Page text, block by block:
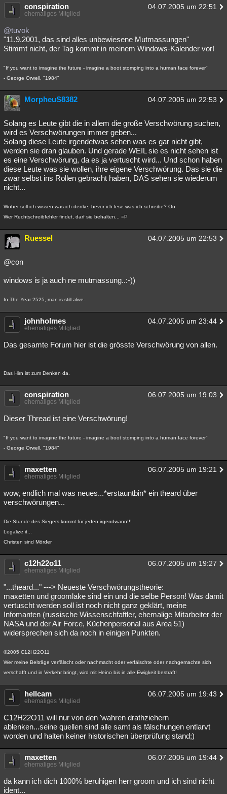
conspiration 04.07.2005 um 22:51
ehemaliges Mitglied
@tuvok
"11.9.2001, das sind alles unbewiesene Mutmassungen"
Stimmt nicht, der Tag kommt in meinem Windows-Kalender vor!
"If you want to imagine the future - imagine a boot stomping into a human face forever"
- George Orwell, "1984"
MorpheuS8382 04.07.2005 um 22:53
Solang es Leute gibt die in allem die große Verschwörung suchen,
wird es Verschwörungen immer geben...
Solang diese Leute irgendetwas sehen was es gar nicht gibt,
werden sie dran glauben. Und gerade WEIL sie es nicht sehen ist
es eine Verschwörung, da es ja vertuscht wird... Und schon haben
diese Leute was sie wollen, ihre eigene Verschwörung. Das sie die
zwar selbst ins Rollen gebracht haben, DAS sehen sie wiederum
nicht...
Woher soll ich wissen was ich denke, bevor ich lese was ich schreibe? Oo
Wer Rechtschreibfehler findet, darf sie behalten... =P
Ruessel 04.07.2005 um 22:53
@con
windows is ja auch ne mutmassung..:-))
In The Year 2525, man is still alive..
johnholmes 04.07.2005 um 23:44
ehemaliges Mitglied
Das gesamte Forum hier ist die grösste Verschwörung von allen.
Das Hirn ist zum Denken da.
conspiration 06.07.2005 um 19:03
ehemaliges Mitglied
Dieser Thread ist eine Verschwörung!
"If you want to imagine the future - imagine a boot stomping into a human face forever"
- George Orwell, "1984"
maxetten 06.07.2005 um 19:21
ehemaliges Mitglied
wow, endlich mal was neues...*erstauntbin* ein theard über
verschwörungen...
Die Stunde des Siegers kommt für jeden irgendwann!!!
Legalize it...
Christen sind Mörder
c12h22o11 06.07.2005 um 19:27
ehemaliges Mitglied
"...theard..." ---> Neueste Verschwörungstheorie:
maxetten und groomlake sind ein und die selbe Person! Was damit
vertuscht werden soll ist noch nicht ganz geklärt, meine
Infomanten (russische Wissenschfaftler, ehemalige Mitarbeiter der
NASA und der Air Force, Küchenpersonal aus Area 51)
widersprechen sich da noch in einigen Punkten.
©2005 C12H22O11
Wer meine Beiträge verfälscht oder nachmacht oder verfälschte oder nachgemachte sich
verschafft und in Verkehr bringt, wird mit Heino bis in alle Ewigkeit bestraft!
hellcam 06.07.2005 um 19:43
ehemaliges Mitglied
C12H22O11 will nur von den 'wahren drathziehern
ablenken...seine quellen sind alle samt als fälschungen entlarvt
worden und halten keiner historischen überprüfung stand;)
maxetten 06.07.2005 um 19:44
ehemaliges Mitglied
da kann ich dich 1000% beruhigen herr groom und ich sind nicht
ident...